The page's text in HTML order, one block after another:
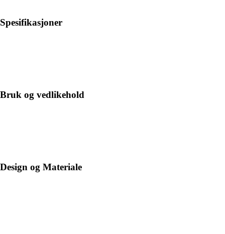
Spesifikasjoner
Bruk og vedlikehold
Design og Materiale